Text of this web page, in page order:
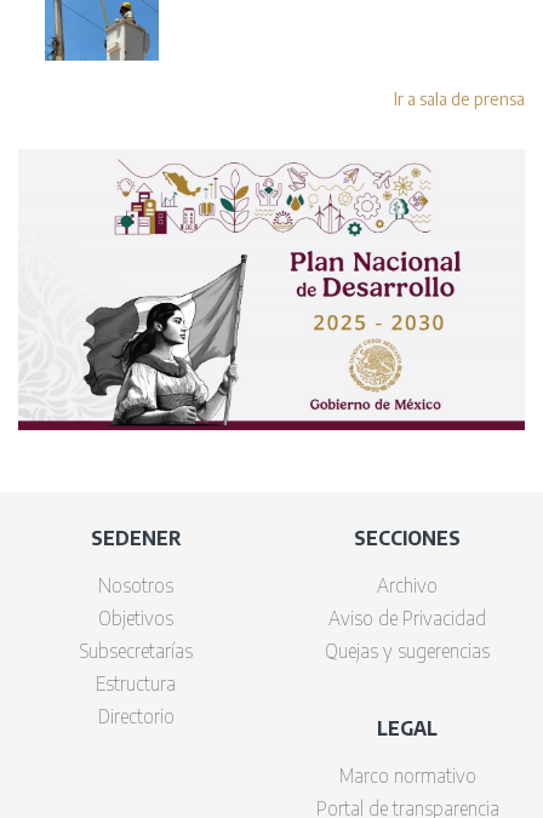
Ir a sala de prensa
SEDENER
Nosotros
Objetivos
Subsecretarías
Estructura
Directorio
SECCIONES
Archivo
Aviso de Privacidad
Quejas y sugerencias
LEGAL
Marco normativo
Portal de transparencia